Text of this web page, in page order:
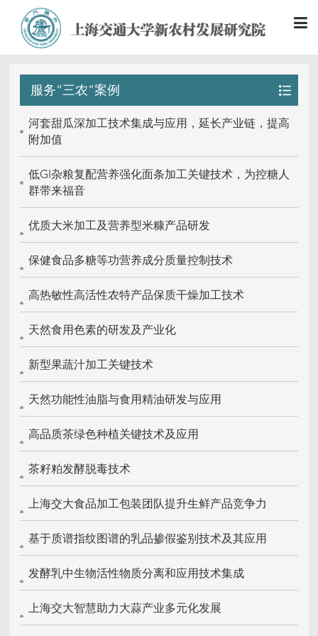
服务“三农”案例
河套甜瓜深加工技术集成与应用，延长产业链，提高
附加值
低GI杂粮复配营养强化面条加工关键技术，为控糖人
群带来福音
优质大米加工及营养型米糠产品研发
保健食品多糖等功营养成分质量控制技术
高热敏性高活性农特产品保质干燥加工技术
天然食用色素的研发及产业化
新型果蔬汁加工关键技术
天然功能性油脂与食用精油研发与应用
高品质茶绿色种植关键技术及应用
茶籽粕发酵脱毒技术
上海交大食品加工包装团队提升生鲜产品竞争力
基于质谱指纹图谱的乳品掺假鉴别技术及其应用
发酵乳中生物活性物质分离和应用技术集成
上海交大智慧助力大蒜产业多元化发展